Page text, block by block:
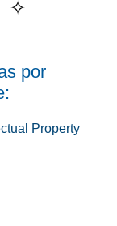
por
Property